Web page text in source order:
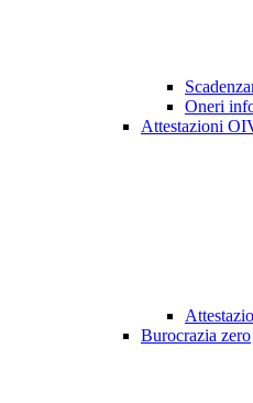
Oneri
Attestazioni
Burocrazia zero